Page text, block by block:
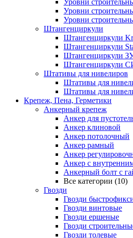
Уровни
Уровни
Уровни
Штангенциркули
Штангенциркули
Штангенциркули
Штангенциркули
Штангенциркули
Штативы для нивелиров
Штативы для
Штативы для
Крепеж, Пена, Герметики
Анкерный крепеж
Анкер для
Анкер клиновой
Анкер потолочный
Анкер рамный
Анкер
Анкер с
Анкерный болт с
Все категории (10)
Гвозди
Гвозди
Гвозди винтовые
Гвозди ершеные
Гвозди
Гвозди толевые